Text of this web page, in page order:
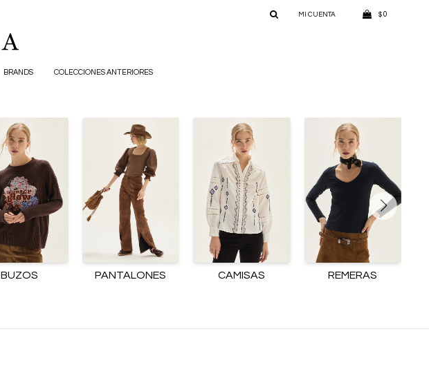
BRANDS COLECCIONES ANTERIORES
$ 0
BUZOS PANTALONES CAMISAS REMERAS